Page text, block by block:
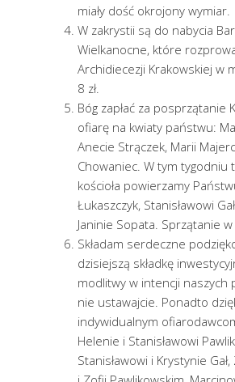
miały dość okrojony wymiar.
W zakrystii są do nabycia
Wielkanocne, które
Archidiecezji Krakowskiej w
8 zł.
Bóg zapłać za posprzątanie
ofiarę na kwiaty państwu:
Anecie Strączek, Marii
Chowaniec. W tym tygodniu
kościoła powierzamy
Łukaszczyk, Stanisławowi
Janinie Sopata. Sprzątanie
Składam serdeczne
dzisiejszą składkę
modlitwy w intencji naszych
nie ustawajcie. Ponadto
indywidualnym
Helenie i Stanisławowi
Stanisławowi i Krystynie Gał,